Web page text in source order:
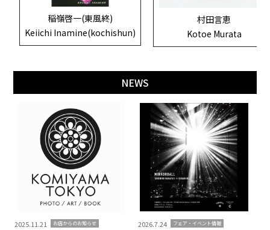
稲嶺啓一(東風終)
Keiichi Inamine(kochishun)
村田言恵
Kotoe Murata
NEWS
2025.11.21 お店からのお知らせ 2026.7.24 フェア・イベント情報